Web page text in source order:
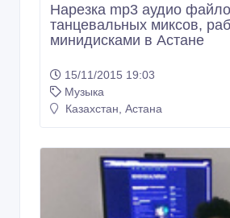
Нарезка mp3 аудио
танцевальных миксов,
минидисками в Астане
15/11/2015 19:03
Музыка
Казахстан, Астана